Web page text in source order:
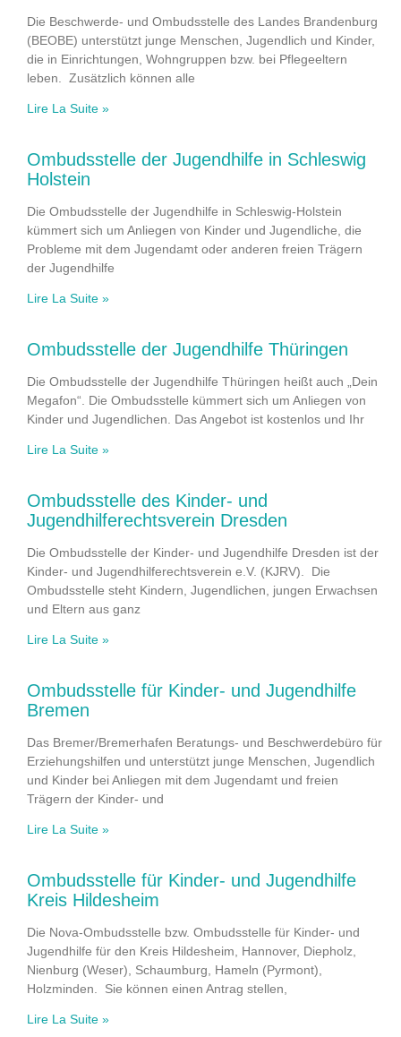
Die Beschwerde- und Ombudsstelle des Landes Brandenburg
(BEOBE) unterstützt junge Menschen, Jugendlich und Kinder,
die in Einrichtungen, Wohngruppen bzw. bei Pflegeeltern
leben. Zusätzlich können alle
Lire La Suite »
Ombudsstelle der Jugendhilfe in Schleswig
Holstein
Die Ombudsstelle der Jugendhilfe in Schleswig-Holstein
kümmert sich um Anliegen von Kinder und Jugendliche, die
Probleme mit dem Jugendamt oder anderen freien Trägern
der Jugendhilfe
Lire La Suite »
Ombudsstelle der Jugendhilfe Thüringen
Die Ombudsstelle der Jugendhilfe Thüringen heißt auch „Dein
Megafon“. Die Ombudsstelle kümmert sich um Anliegen von
Kinder und Jugendlichen. Das Angebot ist kostenlos und Ihr
Lire La Suite »
Ombudsstelle des Kinder- und
Jugendhilferechtsverein Dresden
Die Ombudsstelle der Kinder- und Jugendhilfe Dresden ist der
Kinder- und Jugendhilferechtsverein e.V. (KJRV). Die
Ombudsstelle steht Kindern, Jugendlichen, jungen Erwachsen
und Eltern aus ganz
Lire La Suite »
Ombudsstelle für Kinder- und Jugendhilfe
Bremen
Das Bremer/Bremerhafen Beratungs- und Beschwerdebüro für
Erziehungshilfen und unterstützt junge Menschen, Jugendlich
und Kinder bei Anliegen mit dem Jugendamt und freien
Trägern der Kinder- und
Lire La Suite »
Ombudsstelle für Kinder- und Jugendhilfe
Kreis Hildesheim
Die Nova-Ombudsstelle bzw. Ombudsstelle für Kinder- und
Jugendhilfe für den Kreis Hildesheim, Hannover, Diepholz,
Nienburg (Weser), Schaumburg, Hameln (Pyrmont),
Holzminden. Sie können einen Antrag stellen,
Lire La Suite »